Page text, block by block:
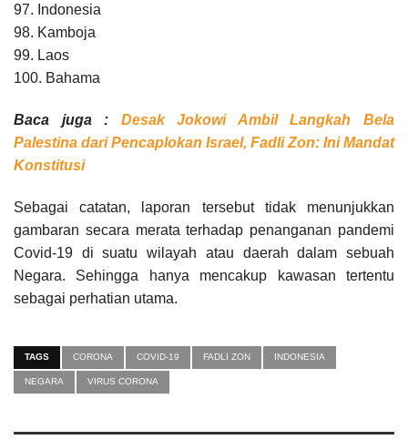
97. Indonesia
98. Kamboja
99. Laos
100. Bahama
Baca juga : Desak Jokowi Ambil Langkah Bela
Palestina dari Pencaplokan Israel, Fadli Zon: Ini Mandat
Konstitusi
Sebagai catatan, laporan tersebut tidak menunjukkan
gambaran secara merata terhadap penanganan pandemi
Covid-19 di suatu wilayah atau daerah dalam sebuah
Negara. Sehingga hanya mencakup kawasan tertentu
sebagai perhatian utama.
TAGS CORONA COVID-19 FADLI ZON INDONESIA
NEGARA VIRUS CORONA